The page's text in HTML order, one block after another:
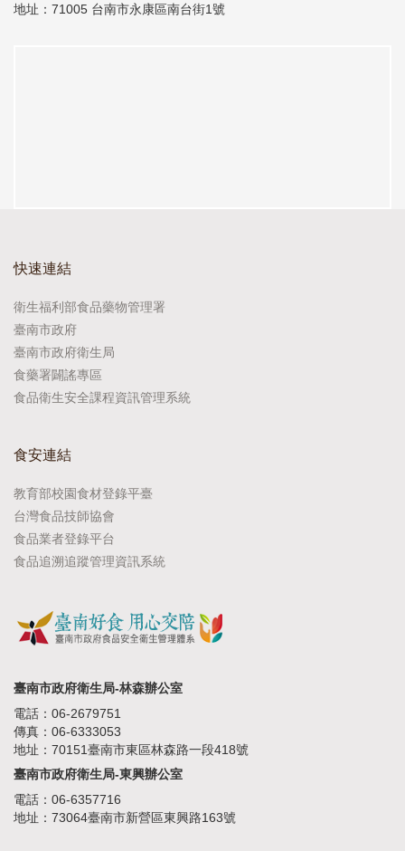
地址：71005 台南市永康區南台街1號
快速連結
衛生福利部食品藥物管理署
臺南市政府
臺南市政府衛生局
食藥署闢謠專區
食品衛生安全課程資訊管理系統
食安連結
教育部校園食材登錄平臺
台灣食品技師協會
食品業者登錄平台
食品追溯追蹤管理資訊系統
臺南市政府衛生局-林森辦公室
電話：06-2679751
傳真：06-6333053
地址：70151臺南市東區林森路一段418號
臺南市政府衛生局-東興辦公室
電話：06-6357716
地址：73064臺南市新營區東興路163號